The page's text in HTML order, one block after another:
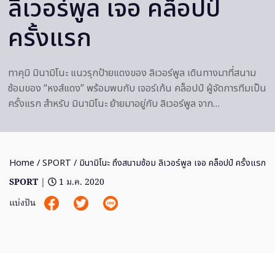
ลิเวอร์พูล เจอ คล็อปป์
ครั้งแรก
ทาคุมิ มินามิโนะ แนวรุกป้ายแดงของ ลิเวอร์พูล เดินทางมาที่สนาม
ซ้อมของ “หงส์แดง” พร้อมพบกับ เจอร์เก้น คล็อปป์ ผู้จัดการทีมเป็น
ครั้งแรก สำหรับ มินามิโนะ ย้ายมาอยู่กับ ลิเวอร์พูล จาก…
Home /SPORT / มินามิโนะ ถึงสนามซ้อม ลิเวอร์พูล เจอ คล็อปป์ ครั้งแรก
SPORT |
1 ม.ค. 2020
แบ่งปัน